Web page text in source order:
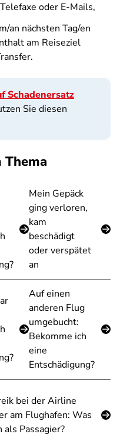
oder E-Mails,
an nächsten Tag/en
am Reiseziel
Schadenersatz
Sie diesen
Mein Gepäck
ging verloren,
kam
beschädigt
oder verspätet
an
Auf einen
anderen Flug
umgebucht:
Bekomme ich
eine
Entschädigung?
bei der Airline
am Flughafen: Was
als Passagier?